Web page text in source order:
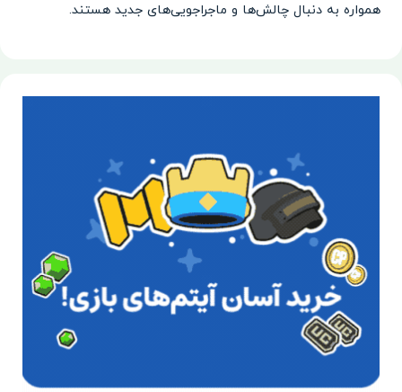
همواره به دنبال چالش‌ها و ماجراجویی‌های جدید هستند.